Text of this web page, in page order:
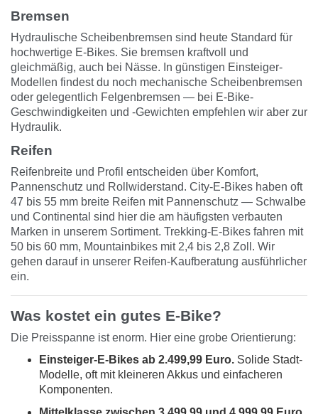
Bremsen
Hydraulische Scheibenbremsen sind heute Standard für
hochwertige E-Bikes. Sie bremsen kraftvoll und
gleichmäßig, auch bei Nässe. In günstigen Einsteiger-
Modellen findest du noch mechanische Scheibenbremsen
oder gelegentlich Felgenbremsen — bei E-Bike-
Geschwindigkeiten und -Gewichten empfehlen wir aber zur
Hydraulik.
Reifen
Reifenbreite und Profil entscheiden über Komfort,
Pannenschutz und Rollwiderstand. City-E-Bikes haben oft
47 bis 55 mm breite Reifen mit Pannenschutz — Schwalbe
und Continental sind hier die am häufigsten verbauten
Marken in unserem Sortiment. Trekking-E-Bikes fahren mit
50 bis 60 mm, Mountainbikes mit 2,4 bis 2,8 Zoll. Wir
gehen darauf in unserer Reifen-Kaufberatung ausführlicher
ein.
Was kostet ein gutes E-Bike?
Die Preisspanne ist enorm. Hier eine grobe Orientierung:
Einsteiger-E-Bikes ab 2.499,99 Euro. Solide Stadt-
Modelle, oft mit kleineren Akkus und einfacheren
Komponenten.